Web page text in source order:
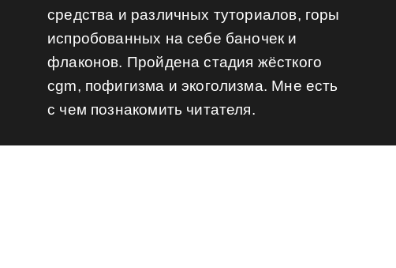
средства и различных туториалов, горы
испробованных на себе баночек и
флаконов. Пройдена стадия жёсткого
cgm, пофигизмa и экоголизма. Мне есть
с чем познакомить читателя.